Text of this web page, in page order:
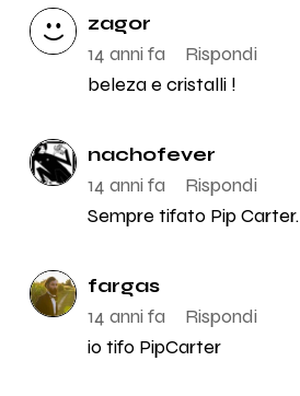
zagor
14 anni fa
Rispondi
beleza e cristalli !
nachofever
14 anni fa
Rispondi
Sempre tifato Pip Carter.
fargas
14 anni fa
Rispondi
io tifo PipCarter